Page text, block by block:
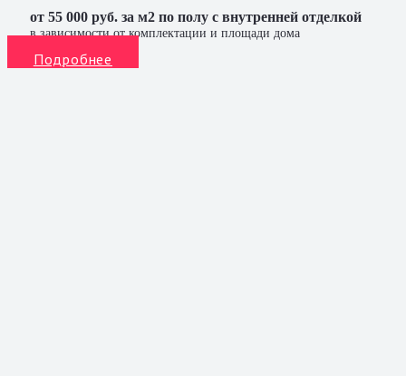
от 55 000 руб. за м2 по полу с внутренней отделкой
в зависимости от комплектации и площади дома
Подробнее